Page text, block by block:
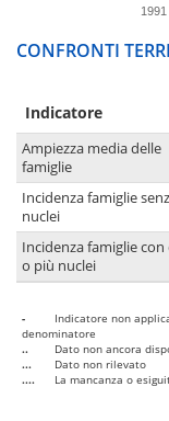
1991
CONFRONTI
Indicatore
Ampiezza media delle
famiglie
Incidenza famiglie
nuclei
Incidenza famiglie con
o più nuclei
-
Indicatore non
denominatore
..
Dato non ancora
...
Dato non rilevato
....
La mancanza o